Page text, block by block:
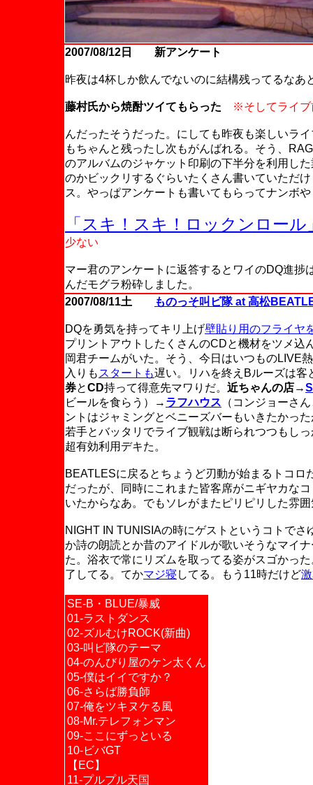
2007/08/12日 新アンケート
昨夜は4杯しか飲んでないのに結構残ってるなあ
藤村氏から焼酎ツイてもらった ※そしてライブ
んだったそうだった。にしても昨夜も楽しいラ
もちゃんと残ったし次もがんばれる。そう、
のアルバムのジャケット印刷の下半分を利用し
のかビックリするぐらいたくさん書いていただ
ス。やっぱアンケートも書いてもらってナンボ
「スキ！スキ！ロックンロー
少ない
マー君のアンケートに返答するとワイのDQ進
んだモグラ粉砕しました。
2007/08/11土
ものっそ叫ビ隊 at 高松
DQを勇気を持ってキリ上げ壁貼り用のフライヤ
プリントアウトしたくさんのCDと機材をツメ
岡君チームがいた。そう、今日はいつものLIVE
入りも スタートも遅い。リハを終えBルーズは客
券とCD持って得意先マワりだ。 近ちゃんの店→
ビールを食らう）→ ラフハウス （コンジョーさ
ントはジャミングとベニーズバーもいきたかっ
若手とバッタリでライブ観戦は断られつつもし
超有効利用デキた。
BEATLESに戻るとちょうど刃動が始まるトコ
だったが、同時にこれまた皆客席がニギヤカな
いたからなあ。でもソレがまたピリピリした雰
NIGHT IN TUNISIAの時にゲストというコトで
か詩の朗読とか昔のアイドルが歌いそうなマイ
た。浴衣で常にリズムを取ってる姿がスゴかっ
了してる。てかマジ寝 してる。もう11時だけど
SE-B・BLUE/暴威
01-ラストダンス
02-ズルむけROCK(新曲)
03-叫ビ隊のテーマ
04-のんびり屋のケン太くん
05-僕はイイですか？
06-さらば勝負師
07-俺をツキヌケる風
08-Mr.テレフォンマン
09-ここにずっといる
10-ビバGT
【EC】
11-プルプル天国